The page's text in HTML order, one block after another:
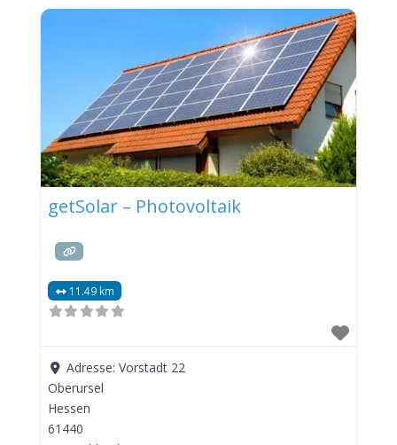
getSolar – Photovoltaik
11.49 km
Adresse:Vorstadt 22
Oberursel
Hessen
61440